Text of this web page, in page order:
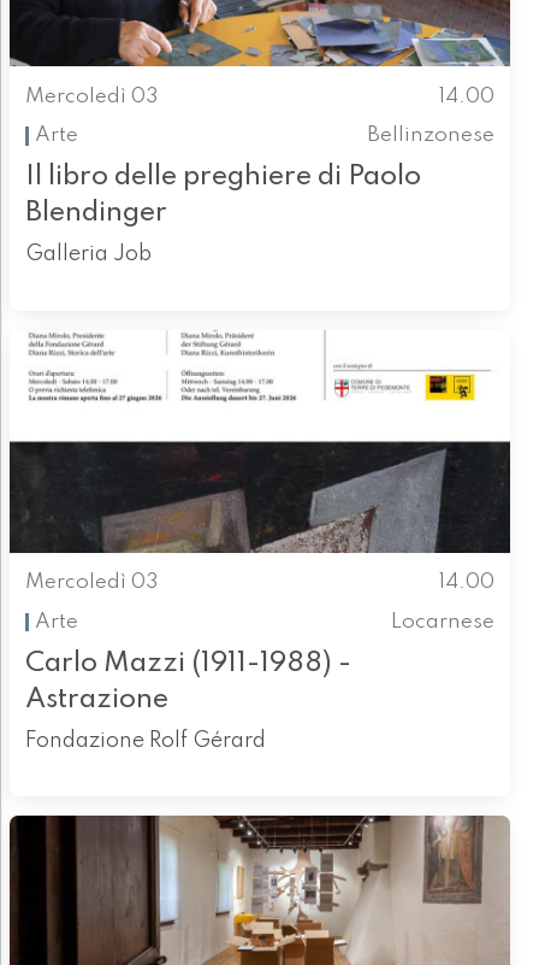
Mercoledì 03
14.00
Arte
Bellinzonese
Il libro delle preghiere di Paolo
Blendinger
Galleria Job
Mercoledì 03
14.00
Arte
Locarnese
Carlo Mazzi (1911-1988) -
Astrazione
Fondazione Rolf Gérard